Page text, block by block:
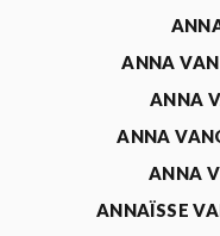
ANNA VAN
ANNA
ANNA
ANNA
ANNAÏSSE